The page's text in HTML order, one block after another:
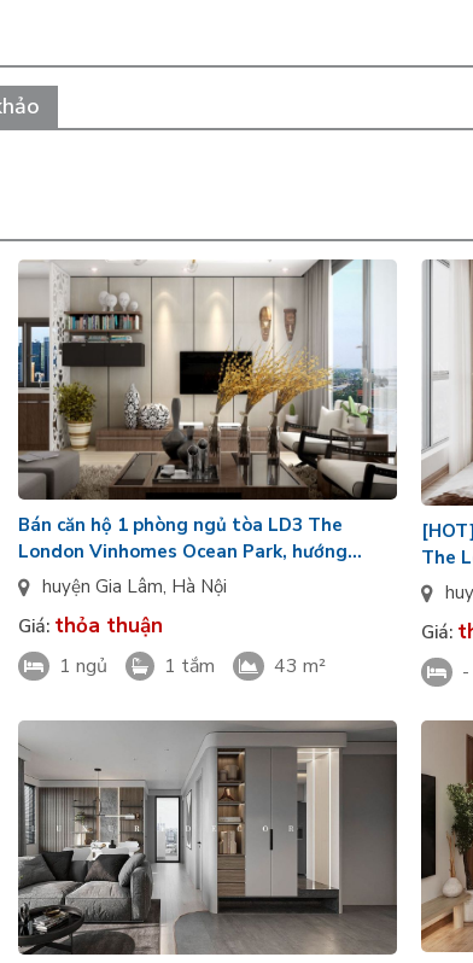
Bán căn hộ 1 phòng ngủ tòa LD3 The
London Vinhomes Ocean Park, hướng
Đông tứ trạch, hiện đại
huyện Gia Lâm, Hà Nội
Giá: thỏa thuận
1 ngủ 1 tắm 43 m²
The
Nam,
Giá:
-